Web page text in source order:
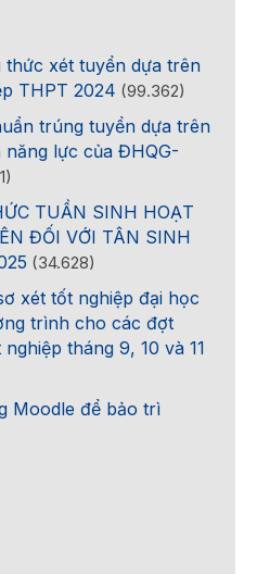
xét tuyển dựa trên
THPT 2024 (99.362)
trúng tuyển dựa trên
năng lực của ĐHQG-
TUẦN SINH HOẠT
ĐỐI VỚI TÂN SINH
(34.628)
xét tốt nghiệp đại học
trình cho các đợt
tháng 9, 10 và 11
Moodle để bảo trì